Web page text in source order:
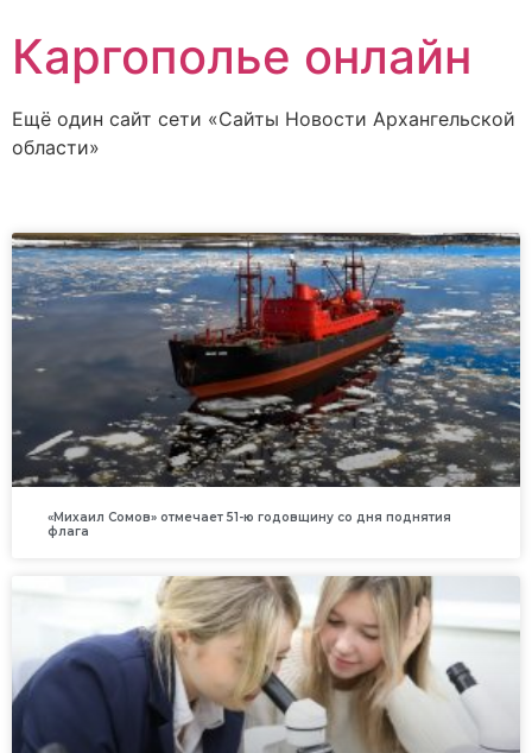
Каргополье онлайн
Ещё один сайт сети «Сайты Новости Архангельской
области»
«Михаил Сомов» отмечает 51-ю годовщину со дня поднятия
флага